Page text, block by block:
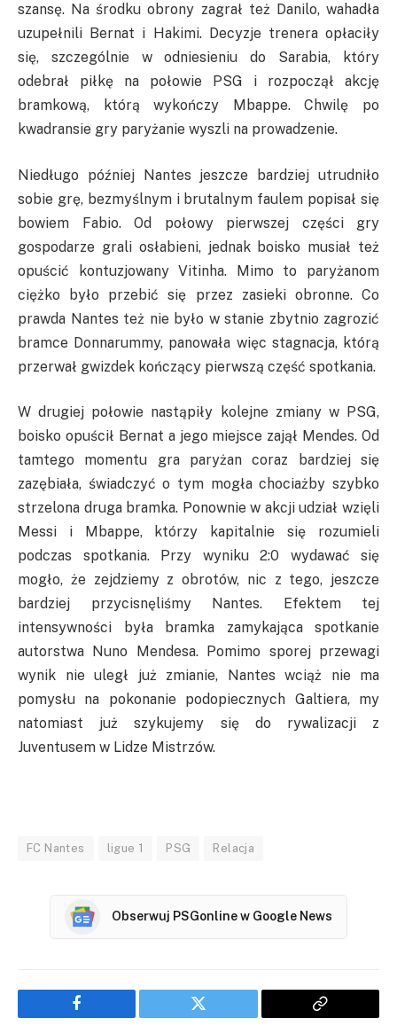
szansę. Na środku obrony zagrał też Danilo, wahadła
uzupełnili Bernat i Hakimi. Decyzje trenera opłaciły
się, szczególnie w odniesieniu do Sarabia, który
odebrał piłkę na połowie PSG i rozpoczął akcję
bramkową, którą wykończy Mbappe. Chwilę po
kwadransie gry paryżanie wyszli na prowadzenie.
Niedługo później Nantes jeszcze bardziej utrudniło
sobie grę, bezmyślnym i brutalnym faulem popisał się
bowiem Fabio. Od połowy pierwszej części gry
gospodarze grali osłabieni, jednak boisko musiał też
opuścić kontuzjowany Vitinha. Mimo to paryżanom
ciężko było przebić się przez zasieki obronne. Co
prawda Nantes też nie było w stanie zbytnio zagrozić
bramce Donnarummy, panowała więc stagnacja, którą
przerwał gwizdek kończący pierwszą część spotkania.
W drugiej połowie nastąpiły kolejne zmiany w PSG,
boisko opuścił Bernat a jego miejsce zajął Mendes. Od
tamtego momentu gra paryżan coraz bardziej się
zazębiała, świadczyć o tym mogła chociażby szybko
strzelona druga bramka. Ponownie w akcji udział wzięli
Messi i Mbappe, którzy kapitalnie się rozumieli
podczas spotkania. Przy wyniku 2:0 wydawać się
mogło, że zejdziemy z obrotów, nic z tego, jeszcze
bardziej przycisnęliśmy Nantes. Efektem tej
intensywności była bramka zamykająca spotkanie
autorstwa Nuno Mendesa. Pomimo sporej przewagi
wynik nie uległ już zmianie, Nantes wciąż nie ma
pomysłu na pokonanie podopiecznych Galtiera, my
natomiast już szykujemy się do rywalizacji z
Juventusem w Lidze Mistrzów.
FC Nantes ligue 1 PSG Relacja
Obserwuj PSGonline w Google News
Facebook Twitter
Copy